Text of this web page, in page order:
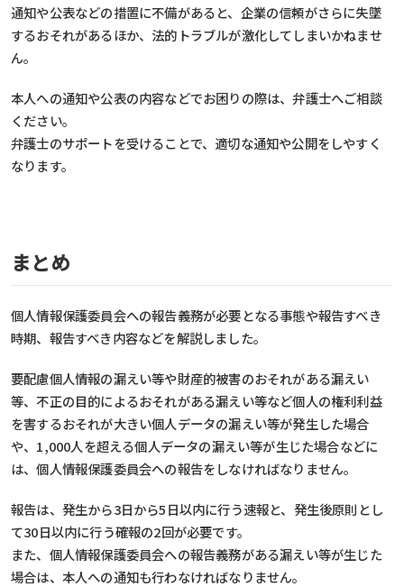
通知や公表などの措置に不備があると、企業の信頼がさらに失墜
するおそれがあるほか、法的トラブルが激化してしまいかねませ
ん。
本人への通知や公表の内容などでお困りの際は、弁護士へご相談
ください。
弁護士のサポートを受けることで、適切な通知や公開をしやすく
なります。
まとめ
個人情報保護委員会への報告義務が必要となる事態や報告すべき
時期、報告すべき内容などを解説しました。
要配慮個人情報の漏えい等や財産的被害のおそれがある漏えい
等、不正の目的によるおそれがある漏えい等など個人の権利利益
を害するおそれが大きい個人データの漏えい等が発生した場合
や、1,000人を超える個人データの漏えい等が生じた場合などに
は、個人情報保護委員会への報告をしなければなりません。
報告は、発生から3日から5日以内に行う速報と、発生後原則とし
て30日以内に行う確報の2回が必要です。
また、個人情報保護委員会への報告義務がある漏えい等が生じた
場合は、本人への通知も行わなければなりません。